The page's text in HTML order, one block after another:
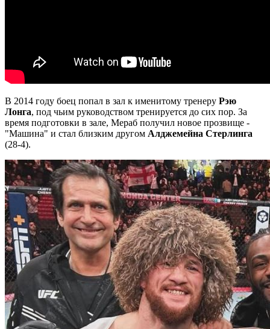
В 2014 году боец попал в зал к именитому тренеру Рэю
Лонга, под чьим руководством тренируется до сих пор. За
время подготовки в зале, Мераб получил новое прозвище -
"Машина" и стал близким другом Алджемейна Стерлинга
(28-4).